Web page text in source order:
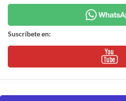
Suscríbete en: